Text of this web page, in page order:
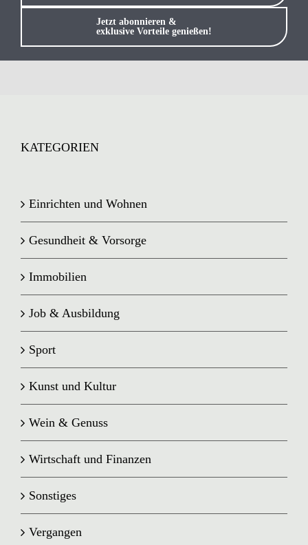
Jetzt abonnieren &
exklusive Vorteile genießen!
KATEGORIEN
Einrichten und Wohnen
Gesundheit & Vorsorge
Immobilien
Job & Ausbildung
Sport
Kunst und Kultur
Wein & Genuss
Wirtschaft und Finanzen
Sonstiges
Vergangen